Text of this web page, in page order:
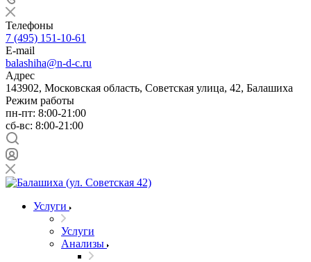
Телефоны
7 (495) 151-10-61
E-mail
balashiha@n-d-c.ru
Адрес
143902, Московская область, Советская улица, 42, Балашиха
Режим работы
пн-пт: 8:00-21:00
сб-вс: 8:00-21:00
Услуги
Услуги
Анализы